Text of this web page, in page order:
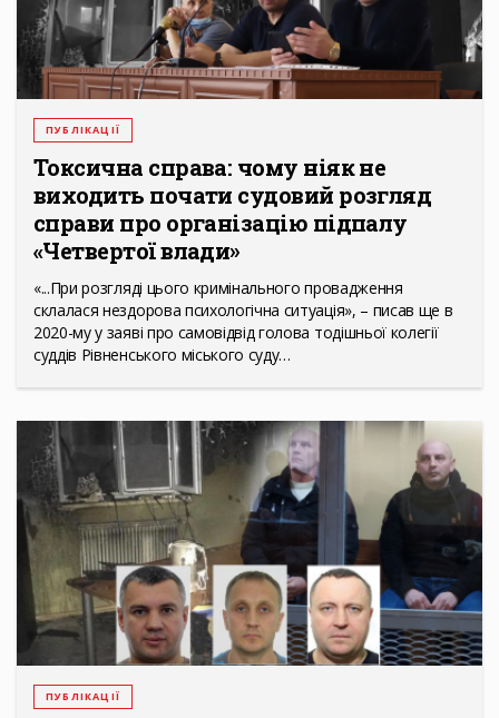
ПУБЛІКАЦІЇ
Токсична справа: чому ніяк не
виходить почати судовий розгляд
справи про організацію підпалу
«Четвертої влади»
«...При розгляді цього кримінального провадження
склалася нездорова психологічна ситуація», – писав ще в
2020-му у заяві про самовідвід голова тодішньої колегії
суддів Рівненського міського суду…
ПУБЛІКАЦІЇ